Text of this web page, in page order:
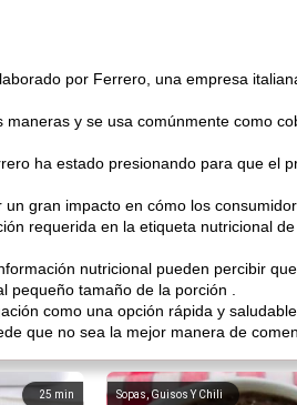
por Ferrero, una empresa
y se usa comúnmente como
ha estado presionando para que el
gran impacto en cómo los
requerida en la etiqueta nutricional
nutricional pueden percibir
tamaño de la porción .
como una opción rápida y
que no sea la mejor manera de
25 min Sopas, Guisos Y Chili